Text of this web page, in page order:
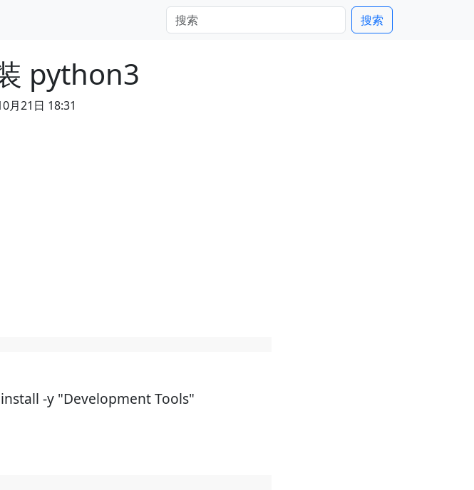
搜索 搜索
python3
月21日 18:31
-y "Development Tools"